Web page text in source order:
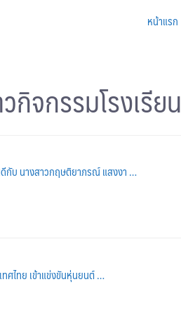
หน้าแรก
กิจกรรมโรงเรียน
กับ นางสาวกฤษติยาภรณ์ แสงงา …
ทศไทย เข้าแข่งขันหุ่นยนต์ …